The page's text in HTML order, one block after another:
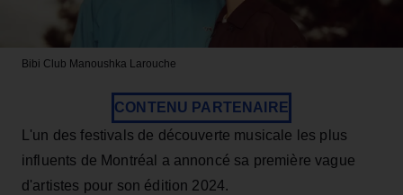
Bibi Club Manoushka Larouche
CONTENU PARTENAIRE
L'un des festivals de découverte musicale les plus
influents de Montréal a annoncé sa première vague
d'artistes pour son édition 2024.